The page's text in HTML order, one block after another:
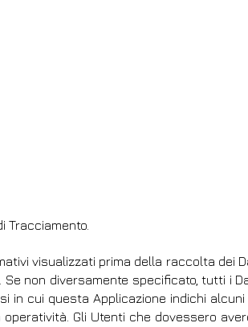
Tracciamento.
visualizzati prima della raccolta dei
non diversamente specificato, tutti i
in cui questa Applicazione indichi
Gli Utenti che dovessero